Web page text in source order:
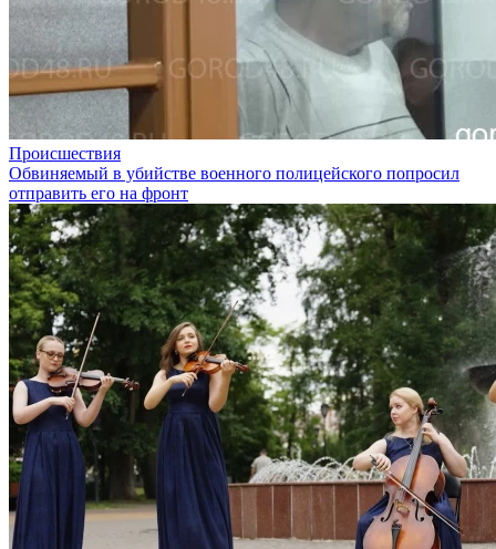
Происшествия
Обвиняемый в убийстве военного полицейского попросил
отправить его на фронт